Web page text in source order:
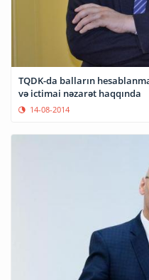
TQDK-da balların
və ictimai nəzarət haqqında
14-08-2014